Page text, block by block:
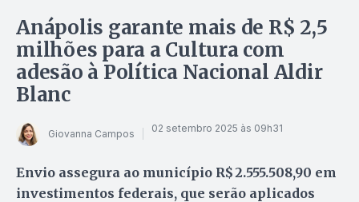
Anápolis garante mais de R$ 2,5
milhões para a Cultura com
adesão à Política Nacional Aldir
Blanc
Giovanna Campos 02 setembro 2025 às 09h31
Envio assegura ao município R$ 2.555.508,90 em
investimentos federais, que serão aplicados